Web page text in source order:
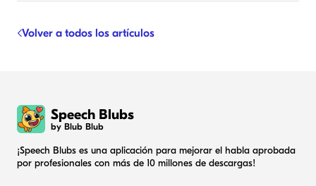
Volver a todos los artículos
Speech Blubs
by Blub Blub
¡Speech Blubs es una aplicación para mejorar el habla aprobada
por profesionales con más de 10 millones de descargas!